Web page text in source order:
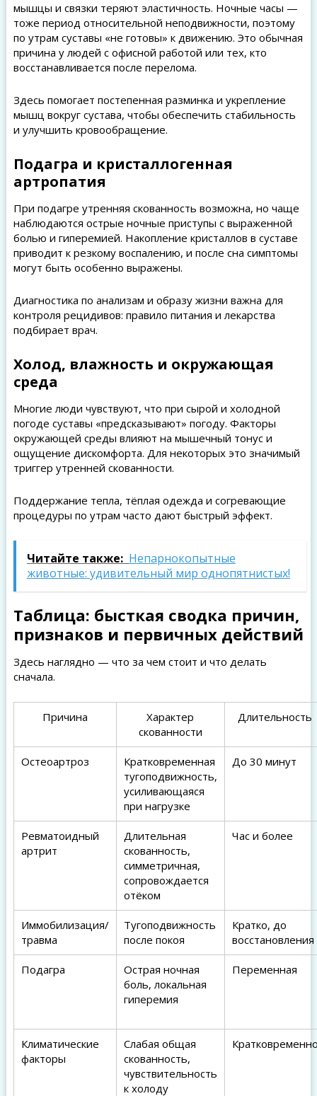
мышцы и связки теряют эластичность. Ночные часы —
тоже период относительной неподвижности, поэтому
по утрам суставы «не готовы» к движению. Это обычная
причина у людей с офисной работой или тех, кто
восстанавливается после перелома.
Здесь помогает постепенная разминка и укрепление
мышц вокруг сустава, чтобы обеспечить стабильность
и улучшить кровообращение.
Подагра и кристаллогенная
артропатия
При подагре утренняя скованность возможна, но чаще
наблюдаются острые ночные приступы с выраженной
болью и гиперемией. Накопление кристаллов в суставе
приводит к резкому воспалению, и после сна симптомы
могут быть особенно выражены.
Диагностика по анализам и образу жизни важна для
контроля рецидивов: правило питания и лекарства
подбирает врач.
Холод, влажность и окружающая
среда
Многие люди чувствуют, что при сырой и холодной
погоде суставы «предсказывают» погоду. Факторы
окружающей среды влияют на мышечный тонус и
ощущение дискомфорта. Для некоторых это значимый
триггер утренней скованности.
Поддержание тепла, тёплая одежда и согревающие
процедуры по утрам часто дают быстрый эффект.
Читайте также: Непарнокопытные
животные: удивительный мир однопятнистых!
Таблица: бысткая сводка причин,
признаков и первичных действий
Здесь наглядно — что за чем стоит и что делать
сначала.
Причина
Характер
скованности
Длительность
Остеоартроз
Кратковременная
тугоподвижность,
усиливающаяся
при нагрузке
До 30 минут
Ревматоидный
артрит
Длительная
скованность,
симметричная,
сопровождается
отёком
Час и более
Иммобилизация/
травма
Тугоподвижность
после покоя
Кратко, до
восстановления
Подагра
Острая ночная
боль, локальная
гиперемия
Переменная
Климатические
факторы
Слабая общая
скованность,
чувствительность
к холоду